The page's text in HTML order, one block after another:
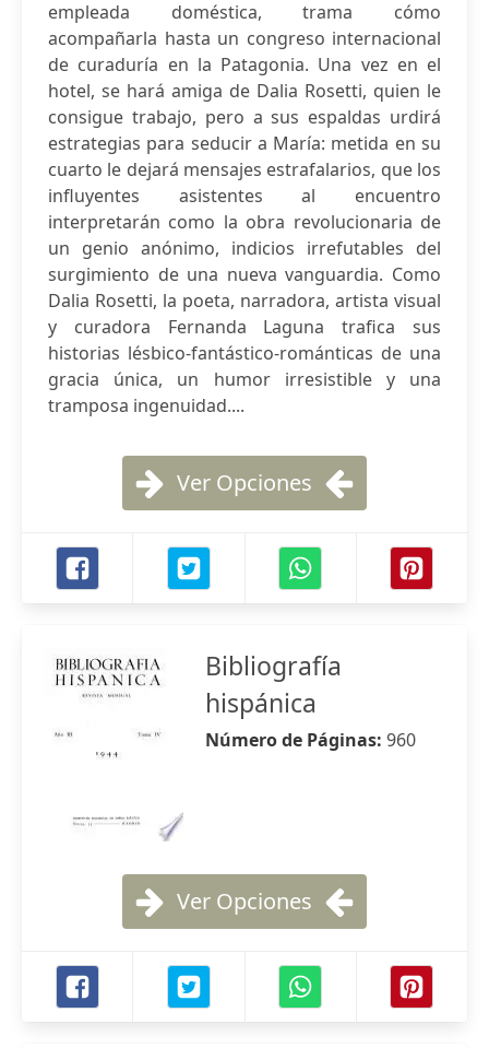
empleada doméstica, trama cómo
acompañarla hasta un congreso internacional
de curaduría en la Patagonia. Una vez en el
hotel, se hará amiga de Dalia Rosetti, quien le
consigue trabajo, pero a sus espaldas urdirá
estrategias para seducir a María: metida en su
cuarto le dejará mensajes estrafalarios, que los
influyentes asistentes al encuentro
interpretarán como la obra revolucionaria de
un genio anónimo, indicios irrefutables del
surgimiento de una nueva vanguardia. Como
Dalia Rosetti, la poeta, narradora, artista visual
y curadora Fernanda Laguna trafica sus
historias lésbico-fantástico-románticas de una
gracia única, un humor irresistible y una
tramposa ingenuidad....
Ver Opciones
Bibliografía
hispánica
Número de Páginas: 960
Ver Opciones